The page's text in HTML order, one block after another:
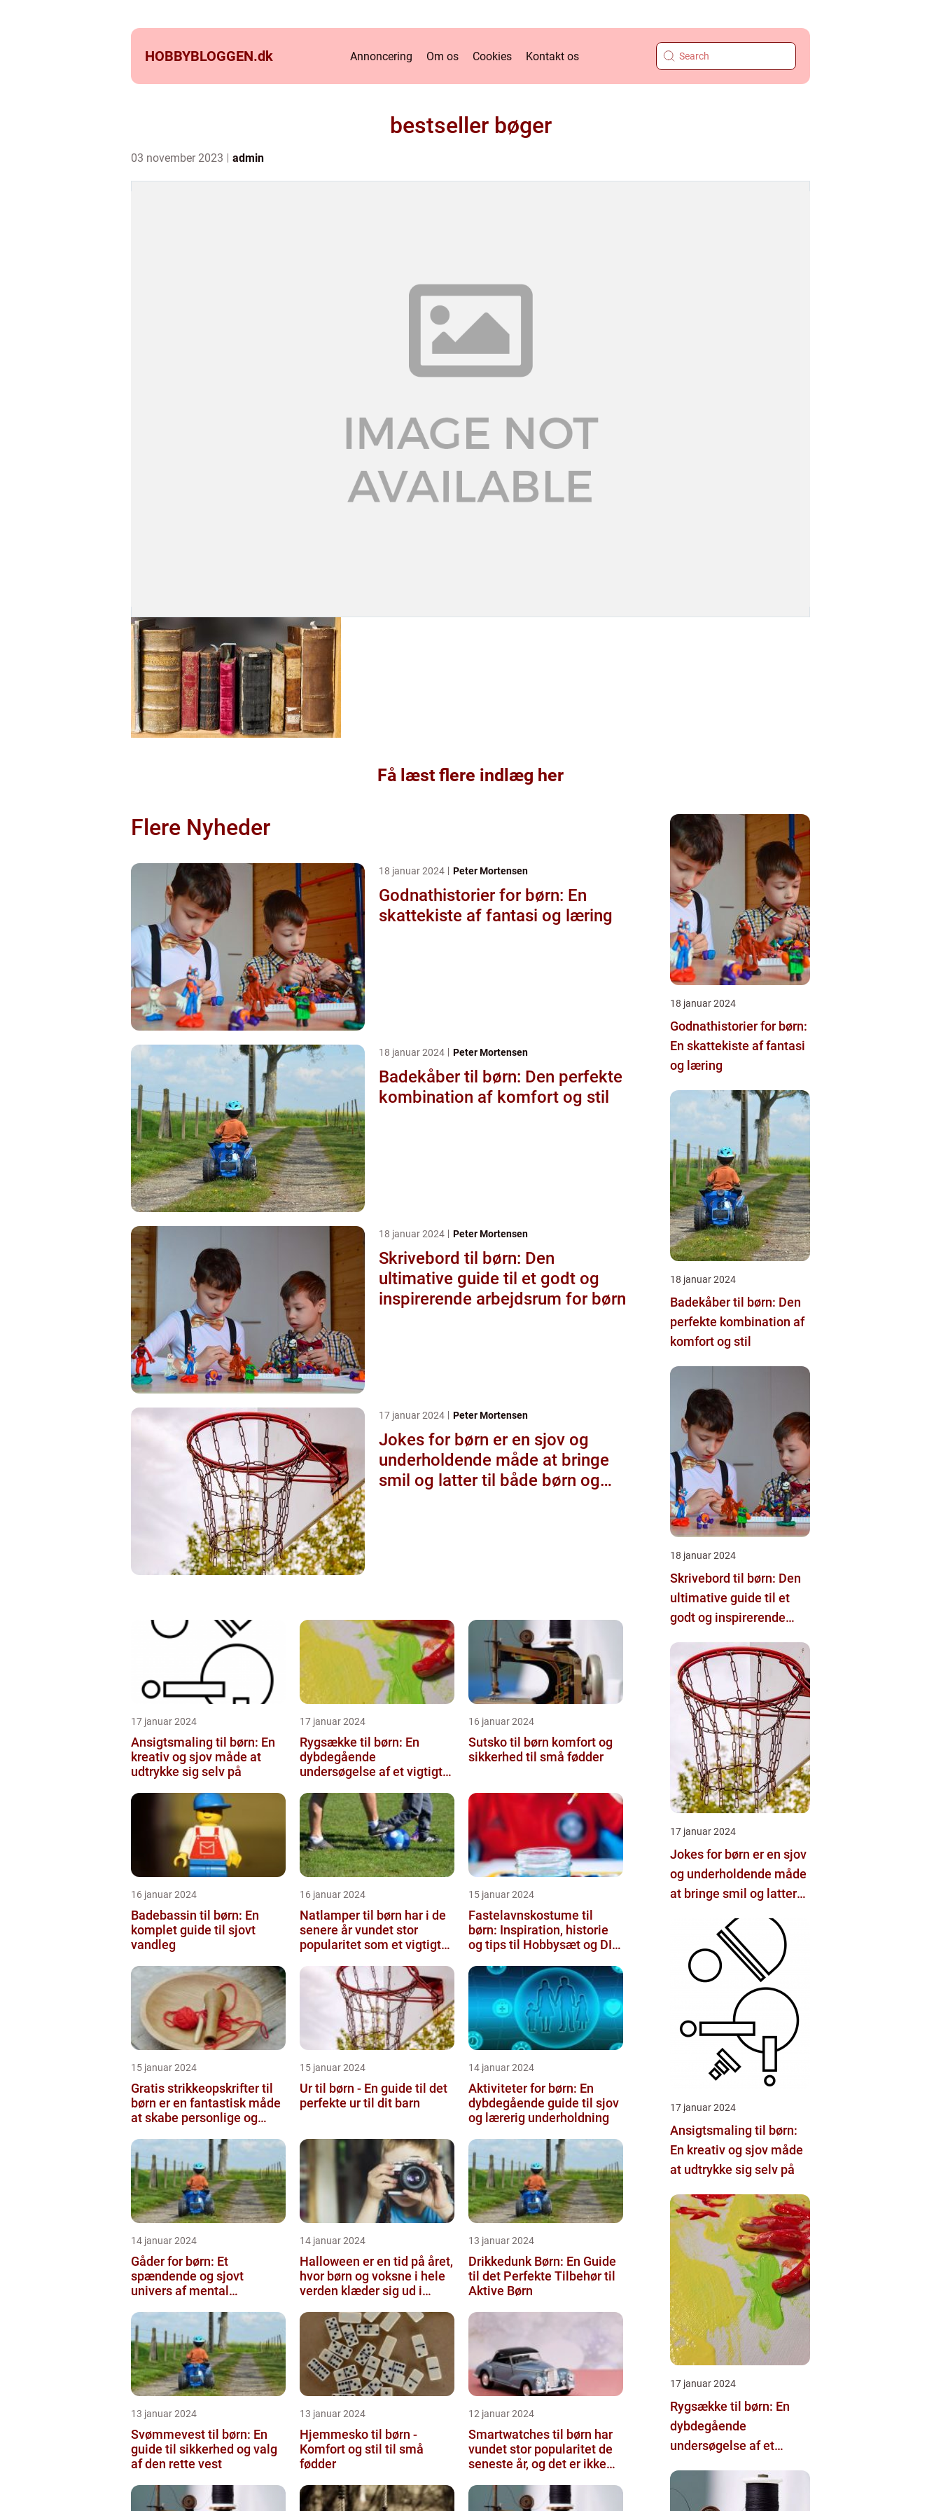
HOBBYBLOGGEN.dk Annoncering Om os Cookies Kontakt os
bestseller bøger
03 november 2023 admin
Få læst flere indlæg her
Flere Nyheder
18 januar 2024 Peter Mortensen
Godnathistorier for børn: En
skattekiste af fantasi og læring
18 januar 2024 Peter Mortensen
Badekåber til børn: Den perfekte
kombination af komfort og stil
18 januar 2024 Peter Mortensen
Skrivebord til børn: Den
ultimative guide til et godt og
inspirerende arbejdsrum for børn
17 januar 2024 Peter Mortensen
Jokes for børn er en sjov og
underholdende måde at bringe
smil og latter til både børn og
17 januar 2024
Ansigtsmaling til børn: En
kreativ og sjov måde at
udtrykke sig selv på
17 januar 2024
Rygsække til børn: En
dybdegående
undersøgelse af et vigtigt
16 januar 2024
Sutsko til børn komfort og
sikkerhed til små fødder
16 januar 2024
Badebassin til børn: En
komplet guide til sjovt
vandleg
16 januar 2024
Natlamper til børn har i de
senere år vundet stor
popularitet som et vigtigt
15 januar 2024
Fastelavnskostume til
børn: Inspiration, historie
og tips til Hobbysæt og DIY-
15 januar 2024
Gratis strikkeopskrifter til
børn er en fantastisk måde
at skabe personlige og
15 januar 2024
Ur til børn - En guide til det
perfekte ur til dit barn
14 januar 2024
Aktiviteter for børn: En
dybdegående guide til sjov
og lærerig underholdning
14 januar 2024
Gåder for børn: Et
spændende og sjovt
univers af mental
14 januar 2024
Halloween er en tid på året,
hvor børn og voksne i hele
verden klæder sig ud i
13 januar 2024
Drikkedunk Børn: En Guide
til det Perfekte Tilbehør til
Aktive Børn
13 januar 2024
Svømmevest til børn: En
guide til sikkerhed og valg
af den rette vest
13 januar 2024
Hjemmesko til børn -
Komfort og stil til små
fødder
12 januar 2024
Smartwatches til børn har
vundet stor popularitet de
seneste år, og det er ikke
18 januar 2024
Godnathistorier for børn:
En skattekiste af fantasi
og læring
18 januar 2024
Badekåber til børn: Den
perfekte kombination af
komfort og stil
18 januar 2024
Skrivebord til børn: Den
ultimative guide til et
godt og inspirerende
17 januar 2024
Jokes for børn er en sjov
og underholdende måde
at bringe smil og latter
17 januar 2024
Ansigtsmaling til børn:
En kreativ og sjov måde
at udtrykke sig selv på
17 januar 2024
Rygsække til børn: En
dybdegående
undersøgelse af et